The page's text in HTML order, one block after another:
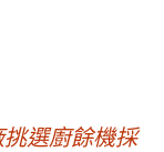
選廚餘機採